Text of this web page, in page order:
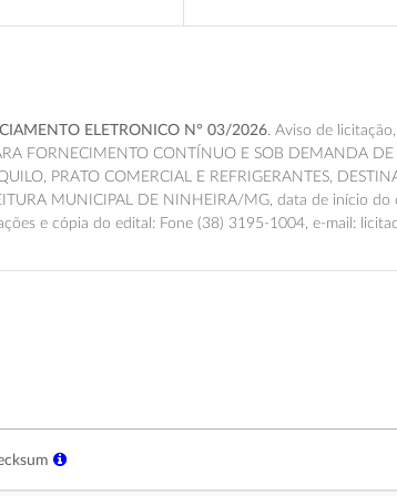
ELETRONICO N° 03/2026. Aviso de
FORNECIMENTO CONTÍNUO E SOB DEMANDA
PRATO COMERCIAL E REFRIGERANTES,
MUNICIPAL DE NINHEIRA/MG, data de início
e cópia do edital: Fone (38) 3195-1004, e-mail :